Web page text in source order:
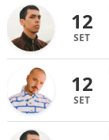
12
SET
12
SET